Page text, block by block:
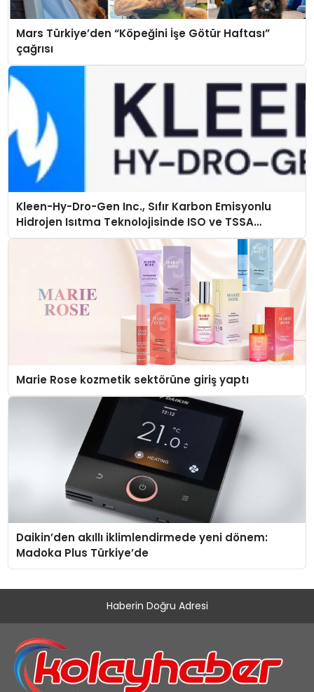
Mars Türkiye’den “Köpeğini İşe Götür Haftası”
çağrısı
Kleen-Hy-Dro-Gen Inc., Sıfır Karbon Emisyonlu
Hidrojen Isıtma Teknolojisinde ISO ve TSSA
Düzenleyici Onaylarını Aldı
Marie Rose kozmetik sektörüne giriş yaptı
Daikin’den akıllı iklimlendirmede yeni dönem:
Madoka Plus Türkiye’de
Haberin Doğru Adresi